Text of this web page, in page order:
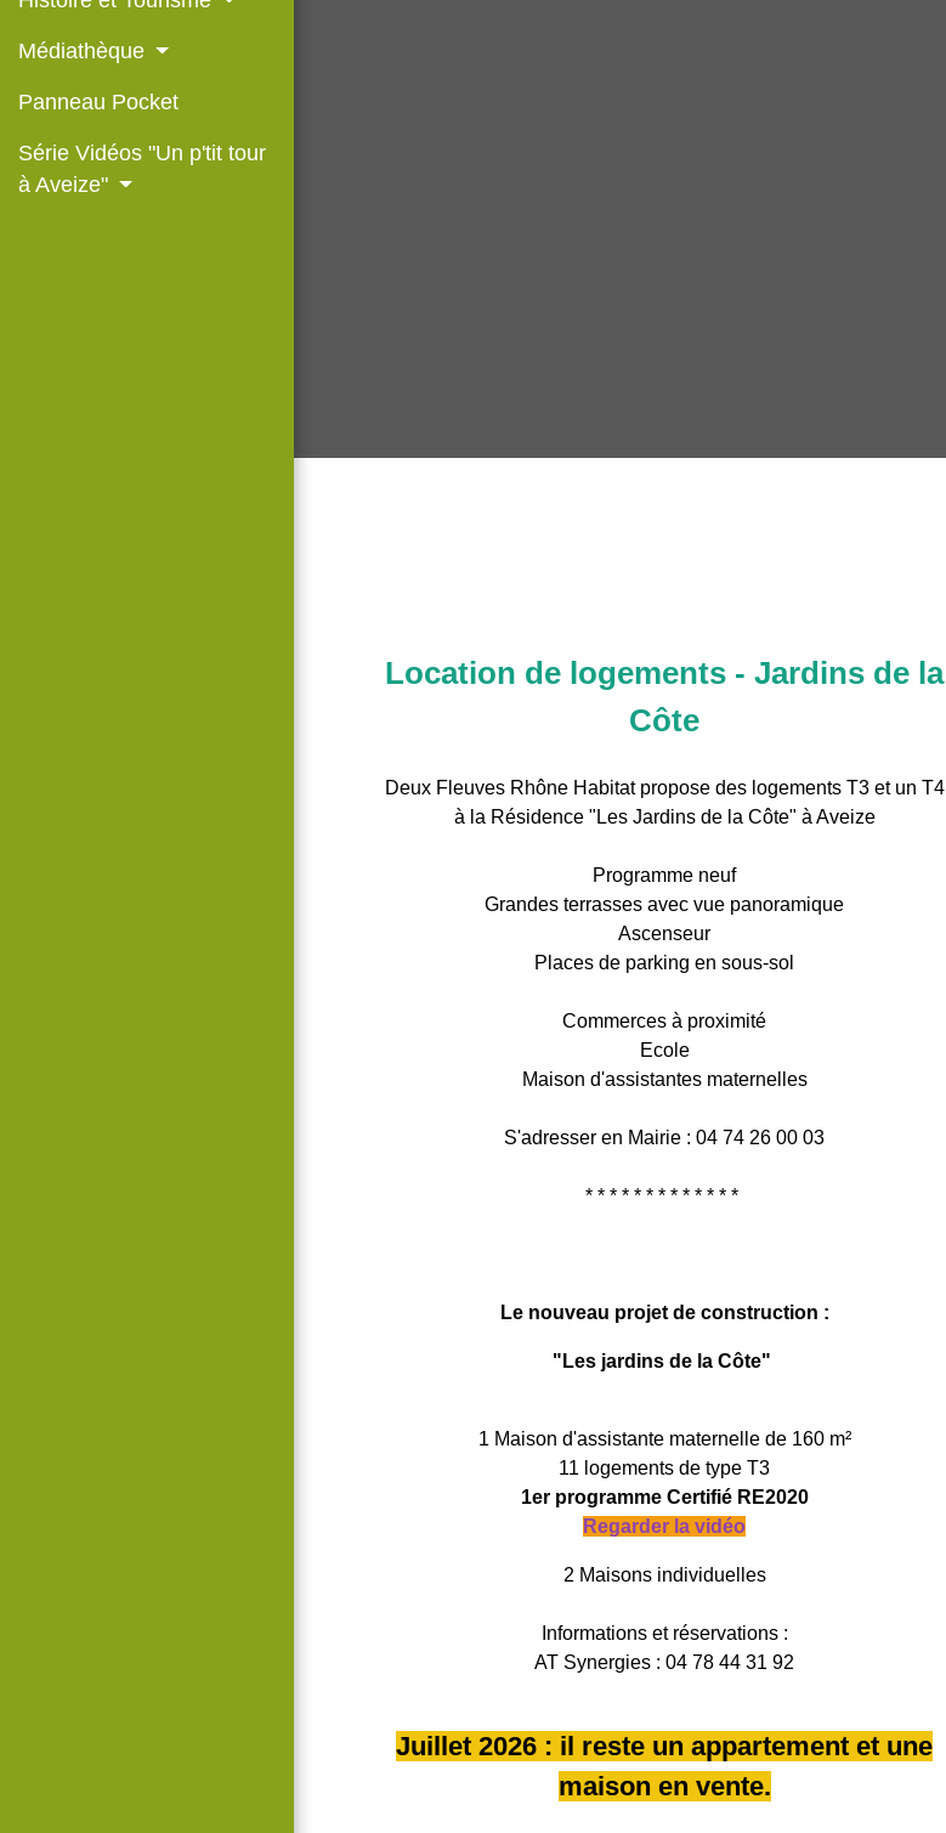
Médiathèque
Panneau Pocket
Série Vidéos "Un p'tit tour
à Aveize"
Location de logements - Jardins de la
Côte
Deux Fleuves Rhône Habitat propose des logements T3 et un T4
à la Résidence "Les Jardins de la Côte" à Aveize
Programme neuf
Grandes terrasses avec vue panoramique
Ascenseur
Places de parking en sous-sol
Commerces à proximité
Ecole
Maison d'assistantes maternelles
S'adresser en Mairie : 04 74 26 00 03
* * * * * * * * * * * * *
Le nouveau projet de construction :
"Les jardins de la Côte"
1 Maison d'assistante maternelle de 160 m²
11 logements de type T3
1er programme Certifié RE2020
Regarder la vidéo
2 Maisons individuelles
Informations et réservations :
AT Synergies : 04 78 44 31 92
Juillet 2026 : il reste un appartement et une
maison en vente.